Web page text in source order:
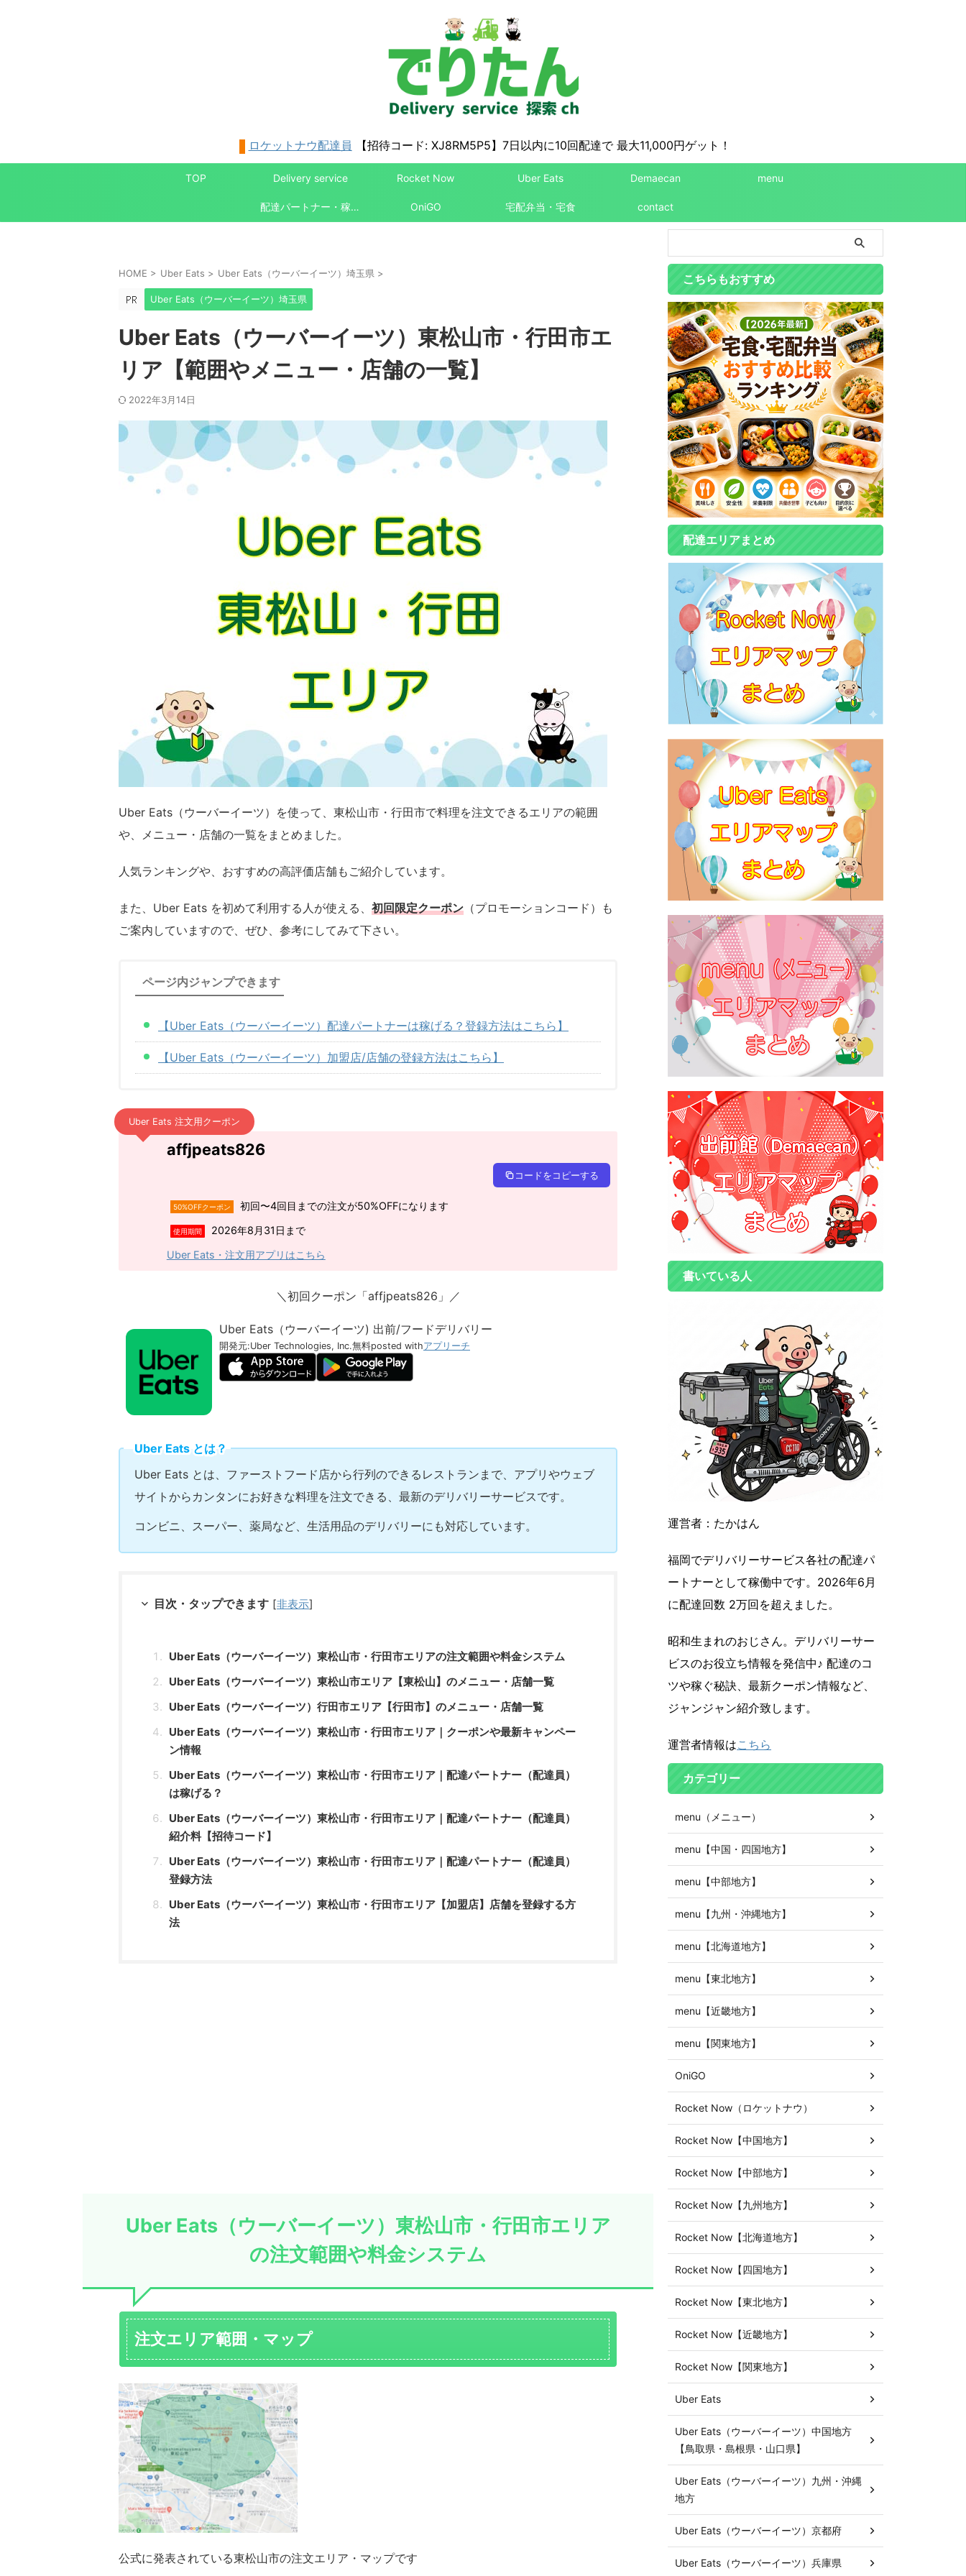
ロケットナウ配達員 【招待コード: XJ8RM5P5】7日以内に10回配達で 最大11,000円ゲット！
TOP Delivery service Rocket Now Uber Eats Demaecan menu
配達パートナー・稼ぎ方 OniGO 宅配弁当・宅食 contact
HOME > Uber Eats > Uber Eats（ウーバーイーツ）埼玉県 >
Uber Eats（ウーバーイーツ）埼玉県
Uber Eats（ウーバーイーツ）東松山市・行田市エ
リア【範囲やメニュー・店舗の一覧】
2022年3月14日
Uber Eats（ウーバーイーツ）を使って、東松山市・行田市で料理を注文できるエリアの範囲
や、メニュー・店舗の一覧をまとめました。
人気ランキングや、おすすめの高評価店舗もご紹介しています。
また、Uber Eats を初めて利用する人が使える、 初回限定クーポン （プロモーションコード）も
ご案内していますので、ぜひ、参考にしてみて下さい。
ページ内ジャンプできます
【Uber Eats（ウーバーイーツ）配達パートナーは稼げる？登録方法はこちら】
【Uber Eats（ウーバーイーツ）加盟店/店舗の登録方法はこちら】
Uber Eats 注文用クーポン
affjpeats826
コードをコピーする
50%OFFクーポン 初回〜4回目までの注文が50%OFFになります
使用期間
2026年8月31日まで
Uber Eats・注文用アプリはこちら
＼初回クーポン「affjpeats826」／
Uber Eats（ウーバーイーツ) 出前/フードデリバリー
開発元:Uber Technologies, Inc.無料posted withアプリーチ
Uber Eats とは？
Uber Eats とは、ファーストフード店から行列のできるレストランまで、アプリやウェブ
サイトからカンタンにお好きな料理を注文できる、最新のデリバリーサービスです。
コンビニ、スーパー、薬局など、生活用品のデリバリーにも対応しています。
目次・タップできます [非表示]
Uber Eats（ウーバーイーツ）東松山市・行田市エリアの注文範囲や料金システム
Uber Eats（ウーバーイーツ）東松山市エリア【東松山】のメニュー・店舗一覧
Uber Eats（ウーバーイーツ）行田市エリア【行田市】のメニュー・店舗一覧
Uber Eats（ウーバーイーツ）東松山市・行田市エリア｜クーポンや最新キャンペー
ン情報
Uber Eats（ウーバーイーツ）東松山市・行田市エリア｜配達パートナー（配達員）
は稼げる？
Uber Eats（ウーバーイーツ）東松山市・行田市エリア｜配達パートナー（配達員）
紹介料【招待コード】
Uber Eats（ウーバーイーツ）東松山市・行田市エリア｜配達パートナー（配達員）
登録方法
Uber Eats（ウーバーイーツ）東松山市・行田市エリア【加盟店】店舗を登録する方
法
Uber Eats（ウーバーイーツ）東松山市・行田市エリア
の注文範囲や料金システム
注文エリア範囲・マップ
公式に発表されている東松山市の注文エリア・マップです
こちらもおすすめ
配達エリアまとめ
書いている人
運営者：たかはん
福岡でデリバリーサービス各社の配達パ
ートナーとして稼働中です。2026年6月
に配達回数 2万回を超えました。
昭和生まれのおじさん。デリバリーサー
ビスのお役立ち情報を発信中♪ 配達のコ
ツや稼ぐ秘訣、最新クーポン情報など、
ジャンジャン紹介致します。
運営者情報はこちら
カテゴリー
menu（メニュー）
menu【中国・四国地方】
menu【中部地方】
menu【九州・沖縄地方】
menu【北海道地方】
menu【東北地方】
menu【近畿地方】
menu【関東地方】
OniGO
Rocket Now（ロケットナウ）
Rocket Now【中国地方】
Rocket Now【中部地方】
Rocket Now【九州地方】
Rocket Now【北海道地方】
Rocket Now【四国地方】
Rocket Now【東北地方】
Rocket Now【近畿地方】
Rocket Now【関東地方】
Uber Eats
Uber Eats（ウーバーイーツ）中国地方
【鳥取県・島根県・山口県】
Uber Eats（ウーバーイーツ）九州・沖縄
地方
Uber Eats（ウーバーイーツ）京都府
Uber Eats（ウーバーイーツ）兵庫県